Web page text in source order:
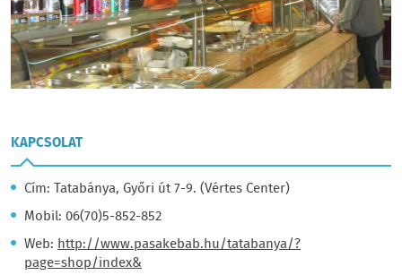
KAPCSOLAT
Cím: Tatabánya, Győri út 7-9. (Vértes Center)
Mobil: 06(70)5-852-852
Web: http://www.pasakebab.hu/tatabanya/?
page=shop/index&